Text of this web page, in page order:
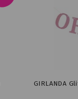
GIRLANDA